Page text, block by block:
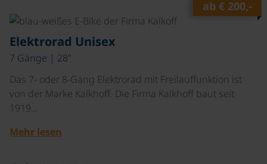
ab € 200,-
Elektrorad Unisex
7 Gänge | 28"
Das 7- oder 8-Gang Elektrorad mit Freilauffunktion ist
von der Marke Kalkhoff. Die Firma Kalkhoff baut seit
1919…
Mehr lesen